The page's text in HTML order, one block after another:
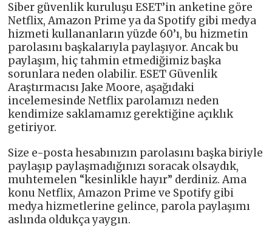
Siber güvenlik kuruluşu ESET’in anketine göre
Netflix, Amazon Prime ya da Spotify gibi medya
hizmeti kullananların yüzde 60’ı, bu hizmetin
parolasını başkalarıyla paylaşıyor. Ancak bu
paylaşım, hiç tahmin etmediğimiz başka
sorunlara neden olabilir. ESET Güvenlik
Araştırmacısı Jake Moore, aşağıdaki
incelemesinde Netflix parolamızı neden
kendimize saklamamız gerektiğine açıklık
getiriyor.
Size e-posta hesabınızın parolasını başka biriyle
paylaşıp paylaşmadığınızı soracak olsaydık,
muhtemelen “kesinlikle hayır” derdiniz. Ama
konu Netflix, Amazon Prime ve Spotify gibi
medya hizmetlerine gelince, parola paylaşımı
aslında oldukça yaygın.